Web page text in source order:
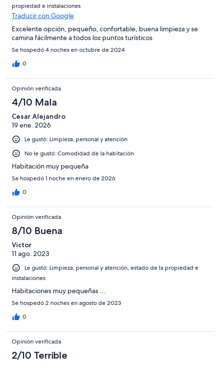
propiedad e instalaciones
Traducir con Google
Excelente opción, pequeño, confortable, buena limpieza y se
camina fácilmente a todos los puntos turísticos
Se hospedó 4 noches en octubre de 2024
0
Opinión verificada
4/10 Mala
Cesar Alejandro
19 ene. 2026
Le gustó: Limpieza, personal y atención
No le gustó: Comodidad de la habitación
Habitación muy pequeña
Se hospedó 1 noche en enero de 2026
0
Opinión verificada
8/10 Buena
Victor
11 ago. 2023
Le gustó: Limpieza, personal y atención, estado de la propiedad e
instalaciones
Habitaciones muy pequeñas ...
Se hospedó 2 noches en agosto de 2023
0
Opinión verificada
2/10 Terrible